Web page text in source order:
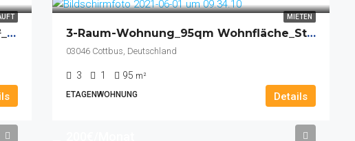
Erstbezug_2-Raum-Wohnung_ca. 66 M²_Erstbezug_Aufzug_Fußbodenhzg_Balkon_Stellplatz_Kellerbox
MIETEN
3-Raum-Wohnung_95qm Wohnfläche_Stufenloser Zugang_Ankleidezimmer_Fahrstuhl_1 X Kfz Stellplatz_Keller
03046 Cottbus, Deutschland
3 1 95 m²
ETAGENWOHNUNG
Details